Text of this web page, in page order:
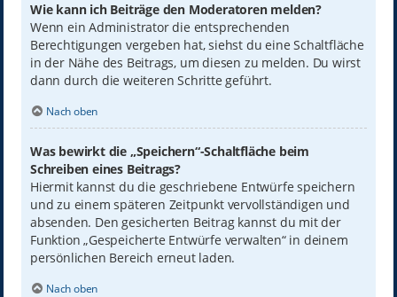
Wie kann ich Beiträge den Moderatoren melden?
Wenn ein Administrator die entsprechenden
Berechtigungen vergeben hat, siehst du eine Schaltfläche
in der Nähe des Beitrags, um diesen zu melden. Du wirst
dann durch die weiteren Schritte geführt.
Nach oben
Was bewirkt die „Speichern“-Schaltfläche beim
Schreiben eines Beitrags?
Hiermit kannst du die geschriebene Entwürfe speichern
und zu einem späteren Zeitpunkt vervollständigen und
absenden. Den gesicherten Beitrag kannst du mit der
Funktion „Gespeicherte Entwürfe verwalten“ in deinem
persönlichen Bereich erneut laden.
Nach oben